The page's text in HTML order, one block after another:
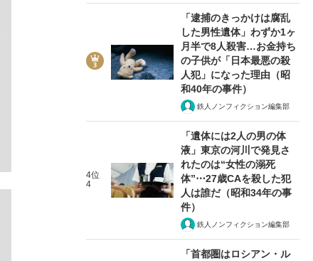
「逮捕のきっかけは腐乱
した男性遺体」わずか1ヶ
月半で8人殺害…お金持ち
の子供が「日本最悪の殺
人犯」になった理由（昭
和40年の事件）
鉄人ノンフィクション編集部
4位
4
「遺体には2人の男の体
液」東京の河川で発見さ
れたのは“女性の溺死
体”⋯27歳CAを殺した犯
人は誰だ（昭和34年の事
件）
鉄人ノンフィクション編集部
「首都圏はロシアン・ル